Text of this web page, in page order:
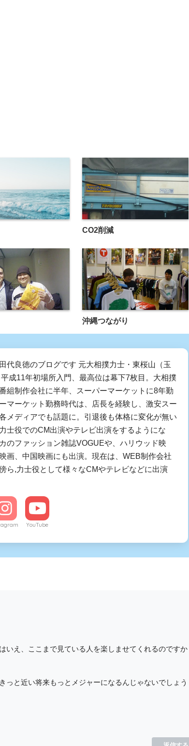
CO2削減
沖縄つながり
代良徳のブログです 元大相撲力士・東桜山（玉
平成11年初場所入門、最高位は幕下7枚目。大相撲
組制作会社に半年、スーパーマーケットに8年勤
マーケット勤務時代は、店長を経験し、激安スー
メディアでも話題に。引退後も体格に変化が無い
士役でのCM出演やテレビ出演をするようにな
のファッション雑誌VOGUEや、ハリウッド映
画、中国映画にも出演。現在は、WEB制作会社
ら,力士役として様々なCMやテレビなどに出演
YouTube
いえ、ここまで見ている人を楽しませてくれるのですか
っと近い将来もっとメジャーになるんじゃないでしょう